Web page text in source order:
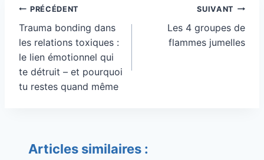
Navigation
de
l’article
PRÉCÉDENT
Trauma bonding dans
les relations toxiques :
le lien émotionnel qui
te détruit – et pourquoi
tu restes quand même
SUIVANT
Les 4 groupes de
flammes jumelles
Articles similaires :